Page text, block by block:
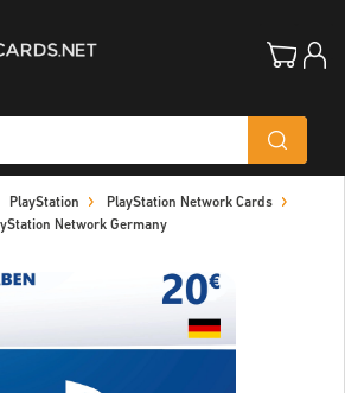
PlayStation
PlayStation Network Cards
Network Germany